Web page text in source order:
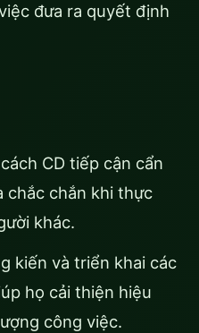
đưa ra quyết định
CD tiếp cận cẩn
chắc chắn khi thực
khác.
kiến và triển khai các
họ cải thiện hiệu
công việc.